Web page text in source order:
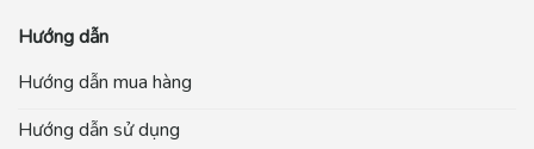
Hướng dẫn
Hướng dẫn mua hàng
Hướng dẫn sử dụng